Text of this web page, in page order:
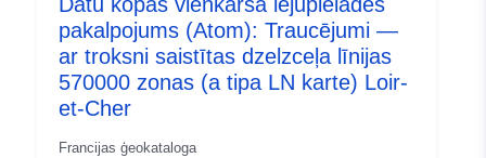
pakalpojums (Atom): Traucējumi —
ar troksni saistītas dzelzceļa līnijas
570000 zonas (a tipa LN karte) Loir-
et-Cher
Francijas ģeokataloga